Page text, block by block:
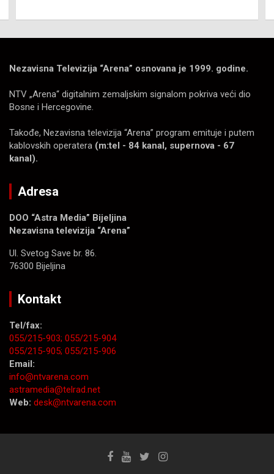
Nezavisna Televizija “Arena” osnovana je 1999. godine.
NTV „Arena“ digitalnim zemaljskim signalom pokriva veći dio
Bosne i Hercegovine.
Takođe, Nezavisna televizija “Arena” program emituje i putem
kablovskih operatera (m:tel - 84 kanal, supernova - 67
kanal).
Adresa
DOO “Astra Media” Bijeljina
Nezavisna televizija “Arena”
Ul. Svetog Save br. 86.
76300 Bijeljina
Kontakt
Tel/fax:
055/215-903; 055/215-904
055/215-905; 055/215-906
Email:
info@ntvarena.com
astramedia@telrad.net
Web: desk@ntvarena.com